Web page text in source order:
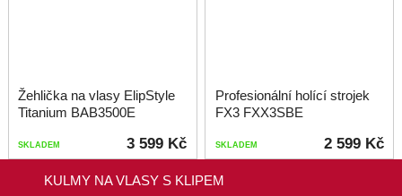
Žehlička na vlasy ElipStyle
Titanium BAB3500E
3 599 Kč
SKLADEM
Profesionální holící strojek
FX3 FXX3SBE
2 599 Kč
SKLADEM
KULMY NA VLASY S KLIPEM